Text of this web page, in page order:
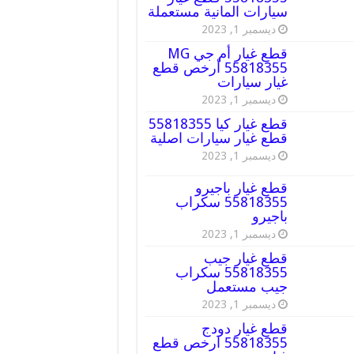
سيارات المانية مستعملة
ديسمبر 1, 2023
قطع غيار أم جي MG
55818355 أرخص قطع
غيار سيارات
ديسمبر 1, 2023
قطع غيار كيا 55818355
قطع غيار سيارات اصلية
ديسمبر 1, 2023
قطع غيار باجيرو
55818355 سكراب
باجيرو
ديسمبر 1, 2023
قطع غيار جيب
55818355 سكراب
جيب مستعمل
ديسمبر 1, 2023
قطع غيار دودج
55818355 ارخص قطع